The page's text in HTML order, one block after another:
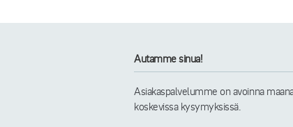
Autamme sinua!
Asiakaspalvelumme on avoinna
koskevissa kysymyksissä.